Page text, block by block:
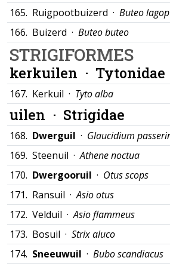
165. Ruigpootbuizerd · Buteo
166. Buizerd · Buteo buteo
STRIGIFORMES
kerkuilen · Tytonidae
167. Kerkuil · Tyto alba
uilen · Strigidae
168. Dwerguil · Glaucidium
169. Steenuil ·Athene noctua
170. Dwergooruil · Otus scops
171. Ransuil ·Asio otus
172. Velduil ·Asio flammeus
173. Bosuil · Strix aluco
174. Sneeuwuil · Bubo scandiacus